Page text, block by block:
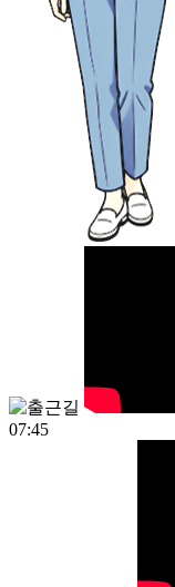
07:45